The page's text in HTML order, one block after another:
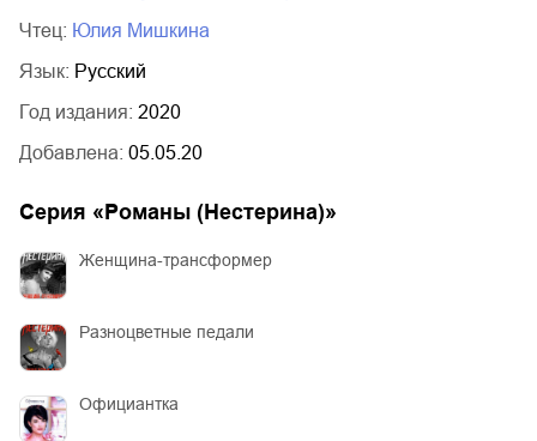
Чтец:
Юлия Мишкина
Язык: Русский
Год издания: 2020
Добавлена: 05.05.20
Серия «Романы (Нестерина)»
Женщина-трансформер
Разноцветные педали
Официантка